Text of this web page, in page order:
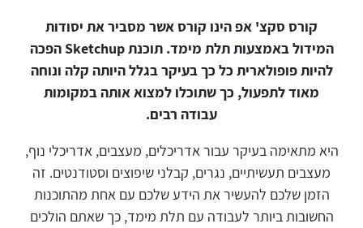
קורס סקצ' אפ הינו קורס אשר מסביר את יסודות
המידול באמצעות תלת מימד. תוכנת Sketchup הפכה
להיות פופולארית כל כך בעיקר בגלל היותה קלה ונוחה
מאוד לתפעול, כך שתוכלו למצוא אותה במקומות
עבודה רבים.
היא מתאימה בעיקר עבור אדריכלים, מעצבים, אדריכלי נוף,
מעצבים תעשיתיים, נגרים, קבלני שיפוצים וסטודנטים. זה
הזמן שלכם להעשיר את הידע שלכם עם אחת מהתוכנות
החשובות ביותר לעבודה עם תלת מימד, כך שאתם הולכים